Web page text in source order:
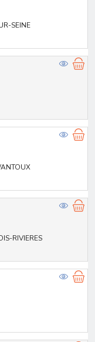
SEINE
RIVIERES